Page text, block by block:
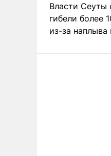
Власти Сеуты
гибели более
из-за наплыва